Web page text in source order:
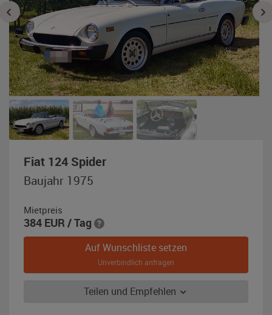
Fiat 124 Spider,
Baujahr 1975
Mietpreis
384 EUR / Tag
Auf Wunschliste setzen
Unverbindlich anfragen
Teilen und Empfehlen